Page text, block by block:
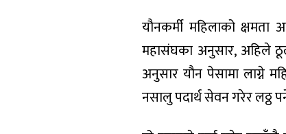
यौनकर्मी महिलाको क्षमता
महासंघका अनुसार, अहिले
अनुसार यौन पेसामा लाग्ने
नसालु पदार्थ सेवन गरेर लठ्ठ